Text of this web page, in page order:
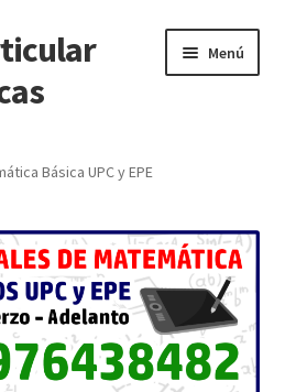
Menú
Básica UPC y EPE